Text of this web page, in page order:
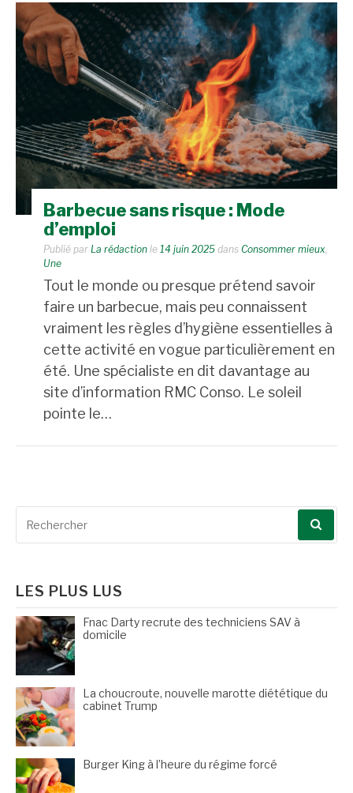
Barbecue sans risque : Mode
d’emploi
Publié par La rédaction le 14 juin 2025 dans Consommer mieux
Une
Tout le monde ou presque prétend savoir
faire un barbecue, mais peu connaissent
vraiment les règles d’hygiène essentielles à
cette activité en vogue particulièrement en
été. Une spécialiste en dit davantage au
site d’information RMC Conso. Le soleil
pointe le…
LES PLUS LUS
Fnac Darty recrute des techniciens SAV à
domicile
La choucroute, nouvelle marotte diététique du
cabinet Trump
Burger King à l’heure du régime forcé